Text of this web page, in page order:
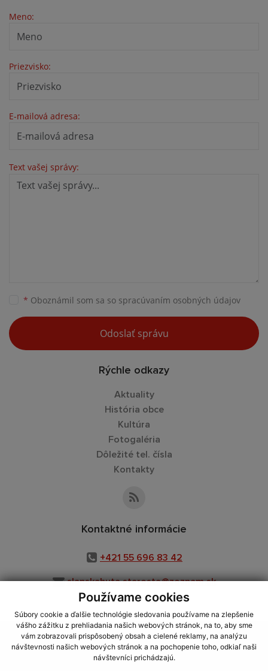
Používame cookies
Súbory cookie a ďalšie technológie sledovania používame na zlepšenie
vášho zážitku z prehliadania našich webových stránok, na to, aby sme
vám zobrazovali prispôsobený obsah a cielené reklamy, na analýzu
návštevnosti našich webových stránok a na pochopenie toho, odkiaľ naši
návštevníci prichádzajú.
Meno:
Priezvisko:
E-mailová adresa:
Text vašej správy:
* Oboznámil som sa so spracúvaním osobných údajov
Odoslať správu
Rýchle odkazy
Aktuality
História obce
Kultúra
Fotogaléria
Dôležité tel. čísla
Kontakty
Kontaktné informácie
+421 55 696 83 42
slanskahuta.starosta@zoznam.sk
využite možnosť získavania aktuálnych informácií s využitím RSS
CMS systém (redakčný) systém ECHELON 2,Mapa stránok,web portál
webex.digital, s.r.o.,domény,registrácia domény